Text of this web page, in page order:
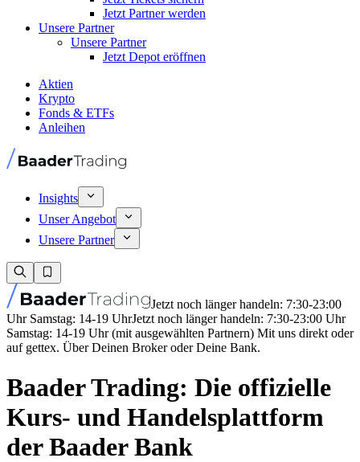
Jetzt Partner werden
Unsere Partner
Unsere Partner
Jetzt Depot eröffnen
Aktien
Krypto
Fonds & ETFs
Anleihen
Insights
Unser Angebot
Unsere Partner
Jetzt noch länger handeln: 7:30-23:00
Uhr Samstag: 14-19 UhrJetzt noch länger handeln: 7:30-23:00 Uhr
Samstag: 14-19 Uhr (mit ausgewählten Partnern) Mit uns direkt oder
auf gettex. Über Deinen Broker oder Deine Bank.
Baader Trading: Die offizielle
Kurs- und Handelsplattform
der Baader Bank